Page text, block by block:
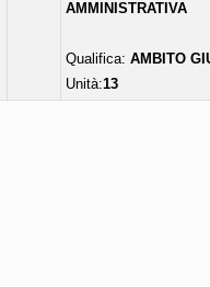
AMMINISTRATIVA
Qualifica: AMBITO
Unità:13